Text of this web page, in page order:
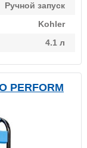
Ручной запуск
Kohler
4.1 л
PERFORM